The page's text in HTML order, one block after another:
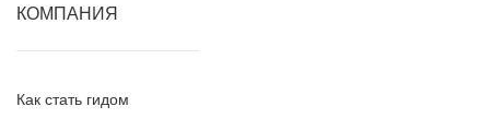
КОМПАНИЯ
Как стать гидом